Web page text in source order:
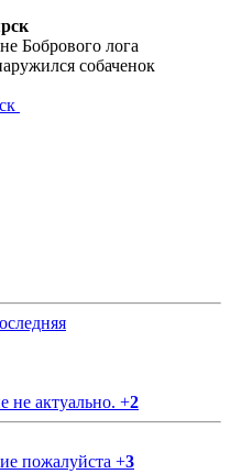
Бобрового лога
собаченок
не актуально. +2
пожалуйста +3